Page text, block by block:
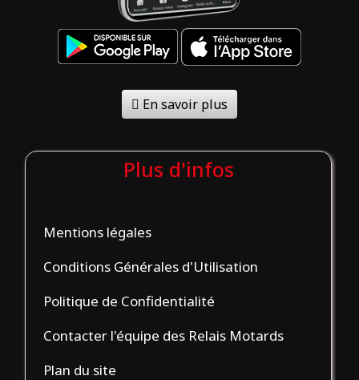
En savoir plus
Plus d'infos
Mentions légales
Conditions Générales d'Utilisation
Politique de Confidentialité
Contacter l'équipe des Relais Motards
Plan du site